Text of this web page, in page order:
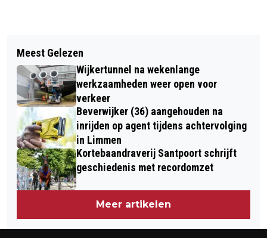
TAAKSTRAF EN SCHADEVERGOEDING
VOOR BESPUGEN HANDHAVER
BRAND IN WONING BEVERWIJK,
NIEMAND GEWOND
Meest Gelezen
Wijkertunnel na wekenlange
werkzaamheden weer open voor
verkeer
Beverwijker (36) aangehouden na
inrijden op agent tijdens achtervolging
in Limmen
Kortebaandraverij Santpoort schrijft
geschiedenis met recordomzet
Meer artikelen